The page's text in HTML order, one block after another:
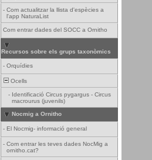
- Com actualitzar la llista d'espècies a
l'app NaturaList
Com entrar dades del SOCC a Ornitho
Recursos sobre els grups taxonòmics
- Orquídies
Ocells
- Identificació Circus pygargus - Circus
macrourus (juvenils)
Nocmig a Ornitho
- El Nocmig- informació general
- Com entrar les teves dades NocMig a
ornitho.cat?